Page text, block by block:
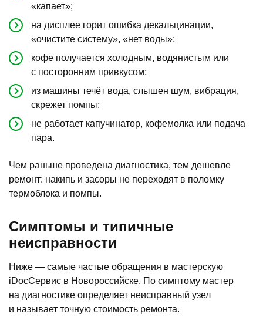
«капает»;
на дисплее горит ошибка декальцинации,
«очистите систему», «нет воды»;
кофе получается холодным, водянистым или
с посторонним привкусом;
из машины течёт вода, слышен шум, вибрация,
скрежет помпы;
не работает капучинатор, кофемолка или подача
пара.
Чем раньше проведена диагностика, тем дешевле
ремонт: накипь и засоры не переходят в поломку
термоблока и помпы.
Симптомы и типичные
неисправности
Ниже — самые частые обращения в мастерскую
iDocСервис в Новороссийске. По симптому мастер
на диагностике определяет неисправный узел
и называет точную стоимость ремонта.